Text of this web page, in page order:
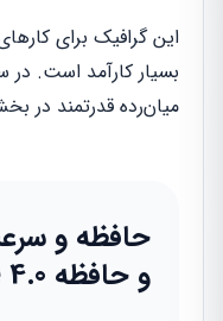
این گرافیک برای
میان‌رده قدرتمند در
و حافظه SSD PCIe 4.0